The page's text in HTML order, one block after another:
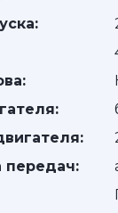
передач: